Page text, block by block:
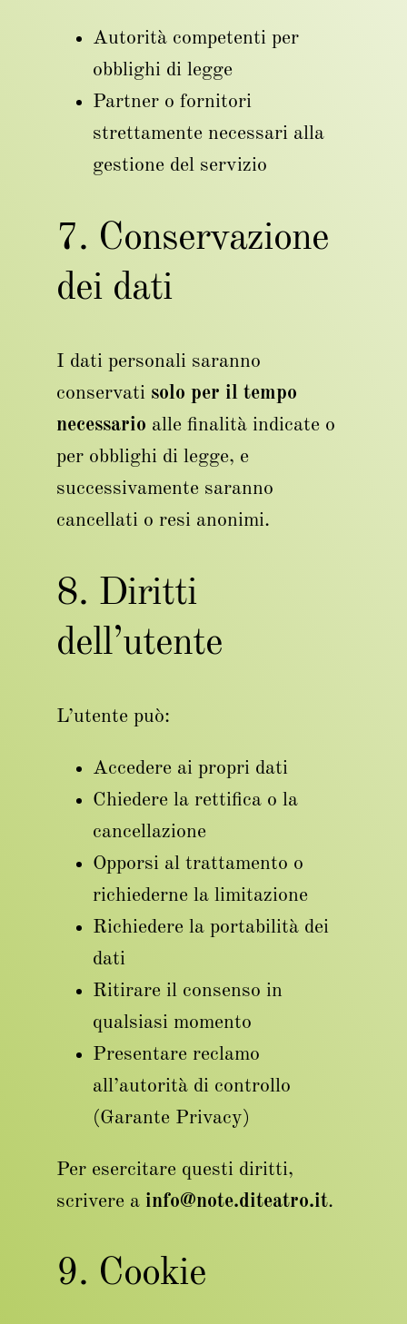
Autorità competenti per
obblighi di legge
Partner o fornitori
strettamente necessari alla
gestione del servizio
7. Conservazione
dei dati
I dati personali saranno
conservati solo per il tempo
necessario alle finalità indicate o
per obblighi di legge, e
successivamente saranno
cancellati o resi anonimi.
8. Diritti
dell’utente
L’utente può:
Accedere ai propri dati
Chiedere la rettifica o la
cancellazione
Opporsi al trattamento o
richiederne la limitazione
Richiedere la portabilità dei
dati
Ritirare il consenso in
qualsiasi momento
Presentare reclamo
all’autorità di controllo
(Garante Privacy)
Per esercitare questi diritti,
scrivere a info@note.diteatro.it.
9. Cookie